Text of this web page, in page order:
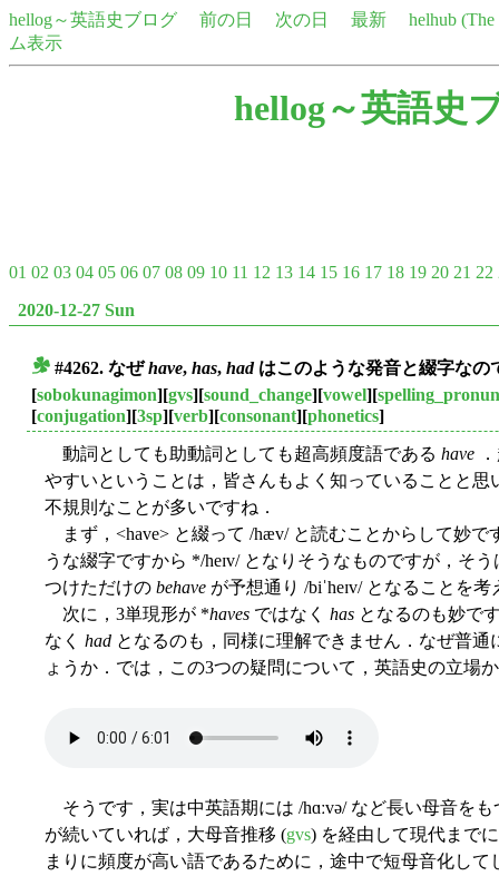
hellog～英語史ブログ 前の日 次の日 最新
helhub
ム表示
hellog～英語史
01 02 03 04 05 06 07 08 09 10 11 12 13 14 15 16 17 18 19 20 21 22
2020-12-27 Sun
#4262. なぜhave, has, hadはこのような発音と綴字なの
[sobokunagimon][gvs][sound_change][vowel][
[conjugation][3sp][verb][consonant][phonetics]
動詞としても助動詞としても超高頻度語である have
やすいということは，皆さんもよく知っていることと思
不規則なことが多いですね．
まず，<have> と綴って /hæv/ と読むことからして妙で
うな綴字ですから */heɪv/ となりそうなものですが，そ
つけただけの behave が予想通り /biˈheɪv/ となることを
次に，3単現形が *haves ではなく has となるのも妙で
なく had となるのも，同様に理解できません．なぜ普通
ょうか．では，この3つの疑問について，英語史の立場
そうです，実は中英語期には /hɑːvə/ など長い母音を
が続いていれば，大母音推移 (gvs) を経由して現代まで
まりに頻度が高い語であるために，途中で短母音化し